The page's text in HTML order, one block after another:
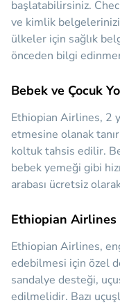
başlatabilirsiniz.
ve kimlik belgelerinizi
ülkeler için sağlık
önceden bilgi
Bebek ve Çocuk
Ethiopian Airlines, 2
etmesine olanak
koltuk tahsis edilir.
bebek yemeği gibi
arabası ücretsiz
Ethiopian
Ethiopian Airlines,
edebilmesi için özel
sandalye desteği,
edilmelidir. Bazı